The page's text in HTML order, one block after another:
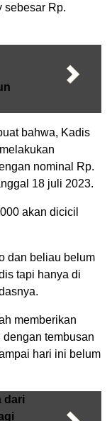
sebesar Rp.
bahwa, Kadis
nominal Rp.
18 juli 2023.
akan dicicil
dan beliau belum
tapi hanya di
memberikan
tembusan
hari ini belum
dari